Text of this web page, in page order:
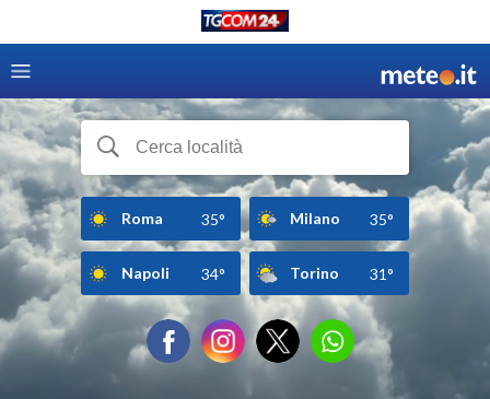
Roma 35° Milano 35°
Napoli 34° Torino 31°